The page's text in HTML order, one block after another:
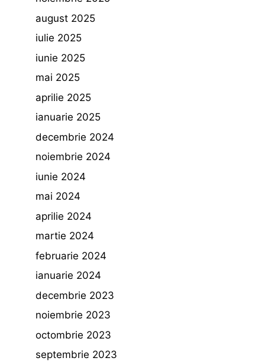
august 2025
iulie 2025
iunie 2025
mai 2025
aprilie 2025
ianuarie 2025
decembrie 2024
noiembrie 2024
iunie 2024
mai 2024
aprilie 2024
martie 2024
februarie 2024
ianuarie 2024
decembrie 2023
noiembrie 2023
octombrie 2023
septembrie 2023